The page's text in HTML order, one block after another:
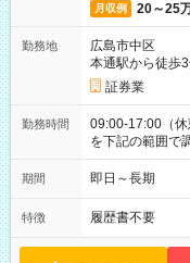
月収例 20～25
勤務地
広島市中区
本通駅から徒歩
証券業
勤務時間
09:00-17:00（
を下記の範囲で
15:30～17:00
期間 即日～長期
特徴 履歴書不要